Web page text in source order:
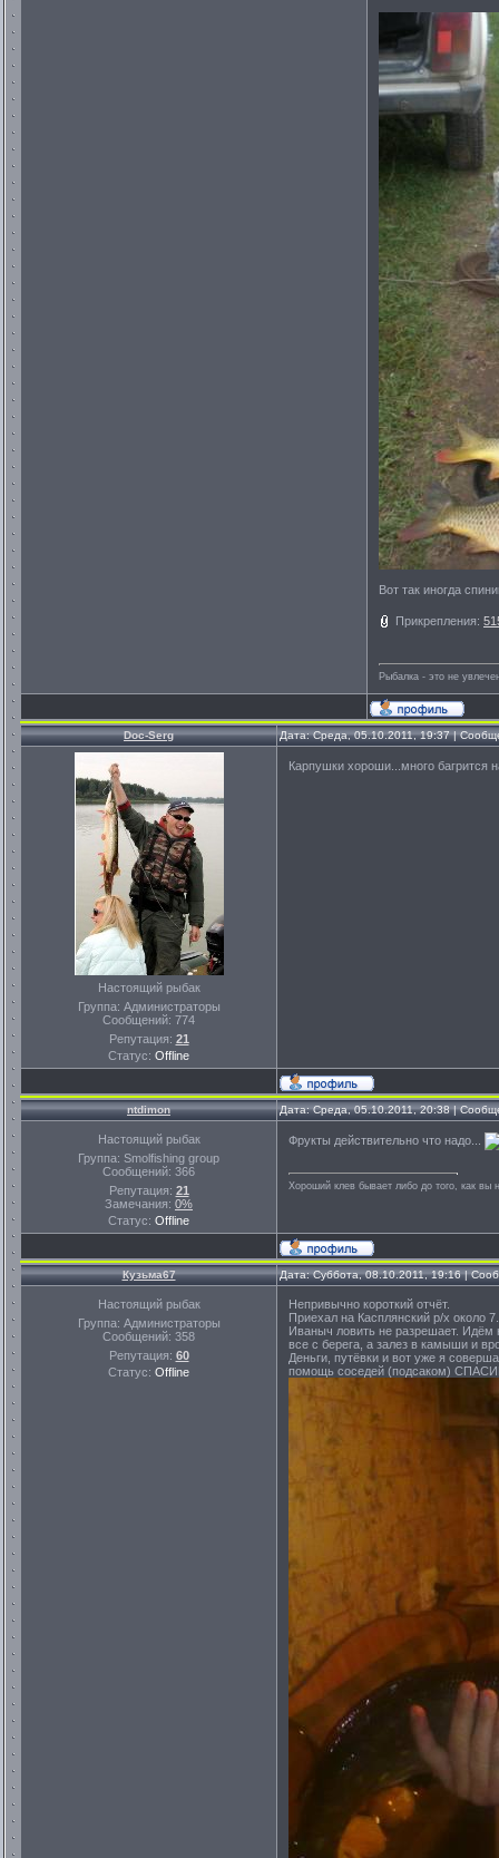
Вот так иногда
Прикрепления:
Рыбалка - это не
Doc-Serg Дата: Среда, 05.10.2011, 19:37 |
Настоящий рыбак
Группа: Администраторы
Сообщений: 774
Репутация: 21
Статус: Offline
Карпушки хороши...много
ntdimon Дата: Среда, 05.10.2011, 20:38 |
Настоящий рыбак
Группа: Smolfishing group
Сообщений: 366
Репутация: 21
Замечания: 0%
Статус: Offline
Фрукты действительно что надо...
Хороший клев бывает либо до того, как вы
Кузьма67 Дата: Суббота, 08.10.2011, 19:16 |
Настоящий рыбак
Группа: Администраторы
Сообщений: 358
Репутация: 60
Статус: Offline
Непривычно короткий отчёт.
Приехал на Касплянский р/х около
Иваныч ловить не разрешает. Идём
все с берега, а залез в камыши и
Деньги, путёвки и вот уже я
помощь соседей (подсаком)